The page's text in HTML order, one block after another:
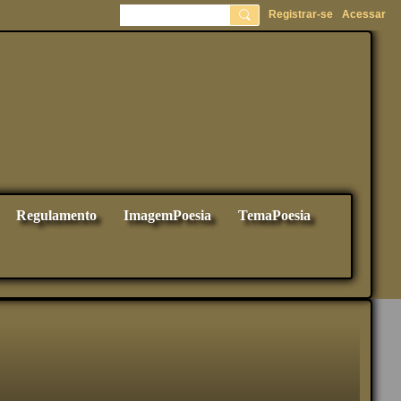
Registrar-se Acessar
Regulamento ImagemPoesia TemaPoesia